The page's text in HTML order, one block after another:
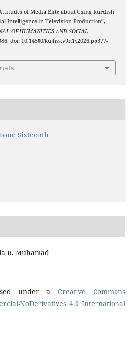
of Media Elite about Using Kurdish
Intelligence in Television Production”,
OF HUMANITIES AND SOCIAL
doi: 10.14500/kujhss.v9n1y2026.pp377-
Sixteenth
R. Muhamad
under a Creative Commons
NoDerivatives 4.0 International